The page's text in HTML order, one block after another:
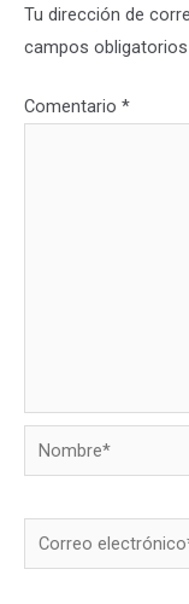
Tu dirección de
campos
Comentario *
Nombre*
Correo
electrónico*